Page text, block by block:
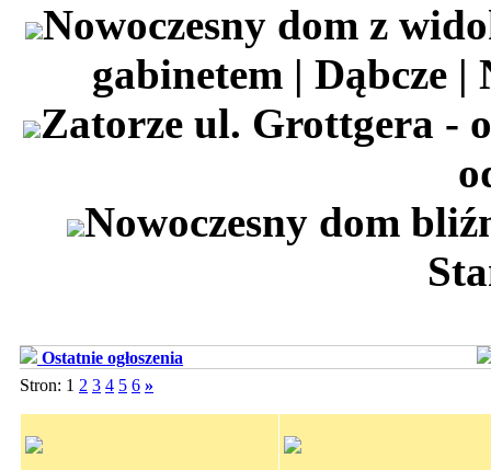
Nowoczesny dom z
gabinetem | Dąbcze
Zatorze ul. Grottgera -
Nowoczesny dom
Ostatnie ogłoszenia
Stron: 1 2 3 4 5 6 »